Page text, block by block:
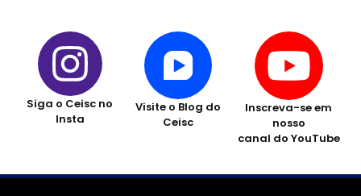
Siga o Ceisc no
Insta
Visite o Blog do
Ceisc
Inscreva-se em
nosso
canal do YouTube